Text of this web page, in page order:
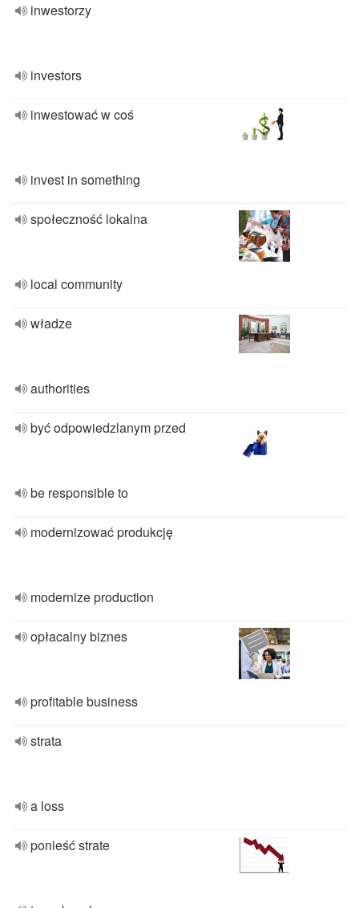
inwestorzy
investors
inwestować w coś
invest in something
społeczność lokalna
local community
władze
authorities
być odpowiedzlanym przed
be responsible to
modernizować produkcję
modernize production
opłacalny biznes
profitable business
strata
a loss
ponieść strate